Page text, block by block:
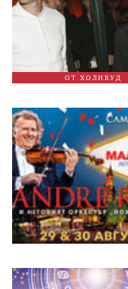
ОТ ХОЛИВУД